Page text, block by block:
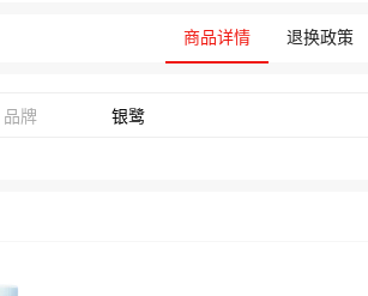
商品详情 退换政策
品牌 银鹭